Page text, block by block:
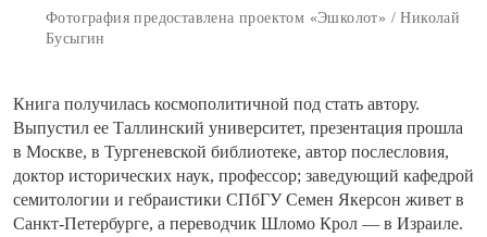
Фотография предоставлена проектом «Эшколот» / Николай
Бусыгин
Книга получилась космополитичной под стать автору.
Выпустил ее Таллинский университет, презентация прошла
в Москве, в Тургеневской библиотеке, автор послесловия,
доктор исторических наук, профессор; заведующий кафедрой
семитологии и гебраистики СПбГУ Семен Якерсон живет в
Санкт-Петербурге, а переводчик Шломо Крол — в Израиле.